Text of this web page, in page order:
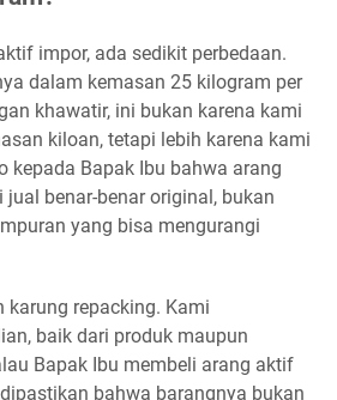
impor, ada sedikit perbedaan.
dalam kemasan 25 kilogram per
khawatir, ini bukan karena kami
kiloan, tetapi lebih karena kami
kepada Bapak Ibu bahwa arang
benar-benar original, bukan
yang bisa mengurangi
karung repacking. Kami
baik dari produk maupun
Bapak Ibu membeli arang aktif
bahwa barangnya bukan